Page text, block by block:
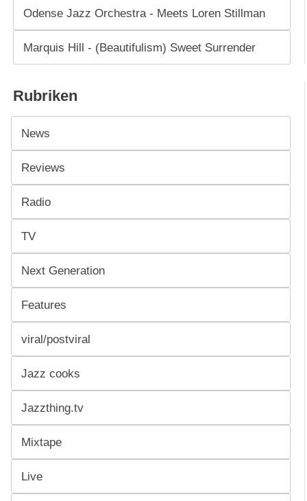
Odense Jazz Orchestra - Meets Loren Stillman
Marquis Hill - (Beautifulism) Sweet Surrender
Rubriken
News
Reviews
Radio
TV
Next Generation
Features
viral/postviral
Jazz cooks
Jazzthing.tv
Mixtape
Live